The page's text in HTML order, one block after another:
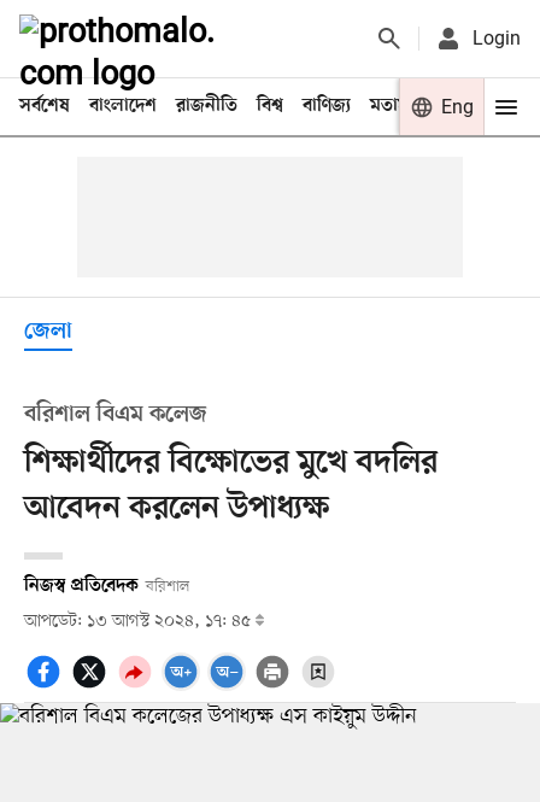
Login
সর্বশেষ বাংলাদেশ রাজনীতি বিশ্ব বাণিজ্য মতামত খেলা
Eng
জেলা
বরিশাল বিএম কলেজ
শিক্ষার্থীদের বিক্ষোভের মুখে বদলির
আবেদন করলেন উপাধ্যক্ষ
নিজস্ব প্রতিবেদক বরিশাল
আপডেট: ১৩ আগস্ট ২০২৪, ১৭: ৪৫